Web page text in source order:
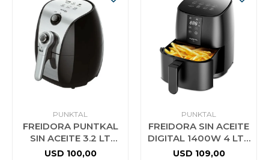
PUNKTAL
FREIDORA PUNTKAL
SIN ACEITE 3.2 LT
1500W F
USD 100,00
PUNKTAL
FREIDORA SIN ACEITE
DIGITAL 1400W 4 LTS
PUNKTAL
USD 109,00